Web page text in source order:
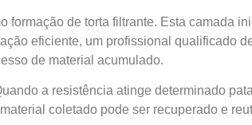
formação de torta filtrante. Esta camada
eficiente, um profissional qualificado
de material acumulado.
a resistência atinge determinado
coletado pode ser recuperado e